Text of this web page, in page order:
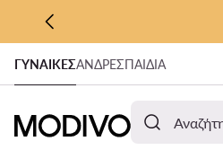
ΜΕΤΆΒΑΣΗ ΣΤΟ ΚΎΡΙΟ
ΜΕΤΆΒΑΣΗ ΣΤΗΝ
ΓΥΝΑΊΚΕΣΑΝΔΡΕΣΠΑΙΔΙΑ